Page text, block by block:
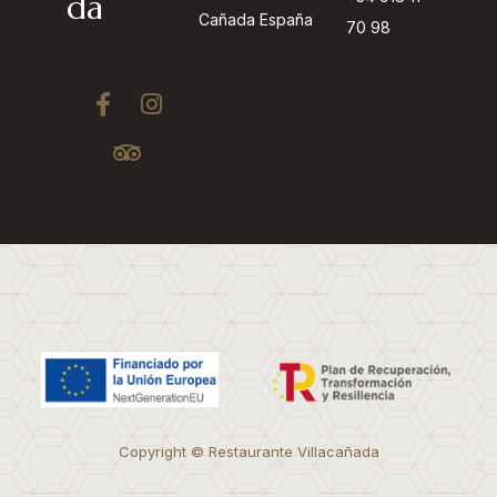
Cañada España
70 98
Copyright © Restaurante Villacañada